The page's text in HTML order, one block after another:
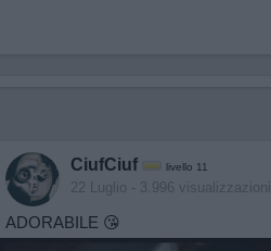
CiufCiuf livello 11
22 Luglio - 3.996 visualizzazioni
ADORABILE 😘